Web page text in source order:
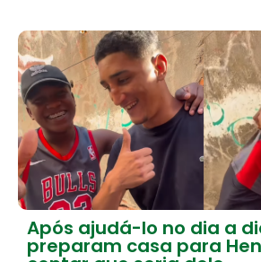
Após ajudá-lo no dia a
preparam casa para